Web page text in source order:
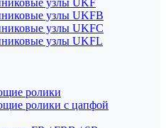
узлы UKF
узлы UKFB
узлы UKFC
узлы UKFL
ролики
ролики с цапфой